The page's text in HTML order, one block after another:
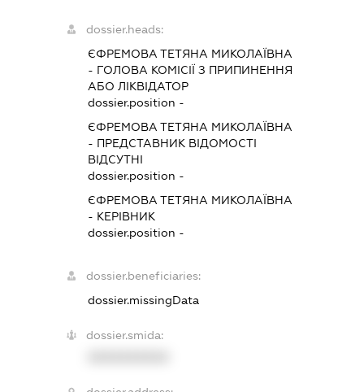
dossier.heads:
ЄФРЕМОВА ТЕТЯНА МИКОЛАЇВНА
- ГОЛОВА КОМІСІЇ З ПРИПИНЕННЯ
АБО ЛІКВІДАТОР
dossier.position -
ЄФРЕМОВА ТЕТЯНА МИКОЛАЇВНА
- ПРЕДСТАВНИКВІДОМОСТІ
ВІДСУТНІ
dossier.position -
ЄФРЕМОВА ТЕТЯНА МИКОЛАЇВНА
- КЕРІВНИК
dossier.position -
dossier.beneficiaries:
dossier.missingData
dossier.smida: